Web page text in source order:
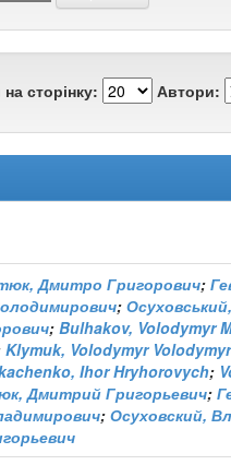
сторінку: Автори:
Дмитро Григорович;
;
; Bulhakov, Volodymyr
Klymuk, Volodymyr
Ihor Hryhorovych;
Дмитрий Григорьевич;
; Осуховский,